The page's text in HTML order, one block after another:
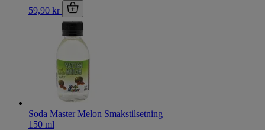
59,90 kr
Soda Master Melon Smakstilsetning
150 ml